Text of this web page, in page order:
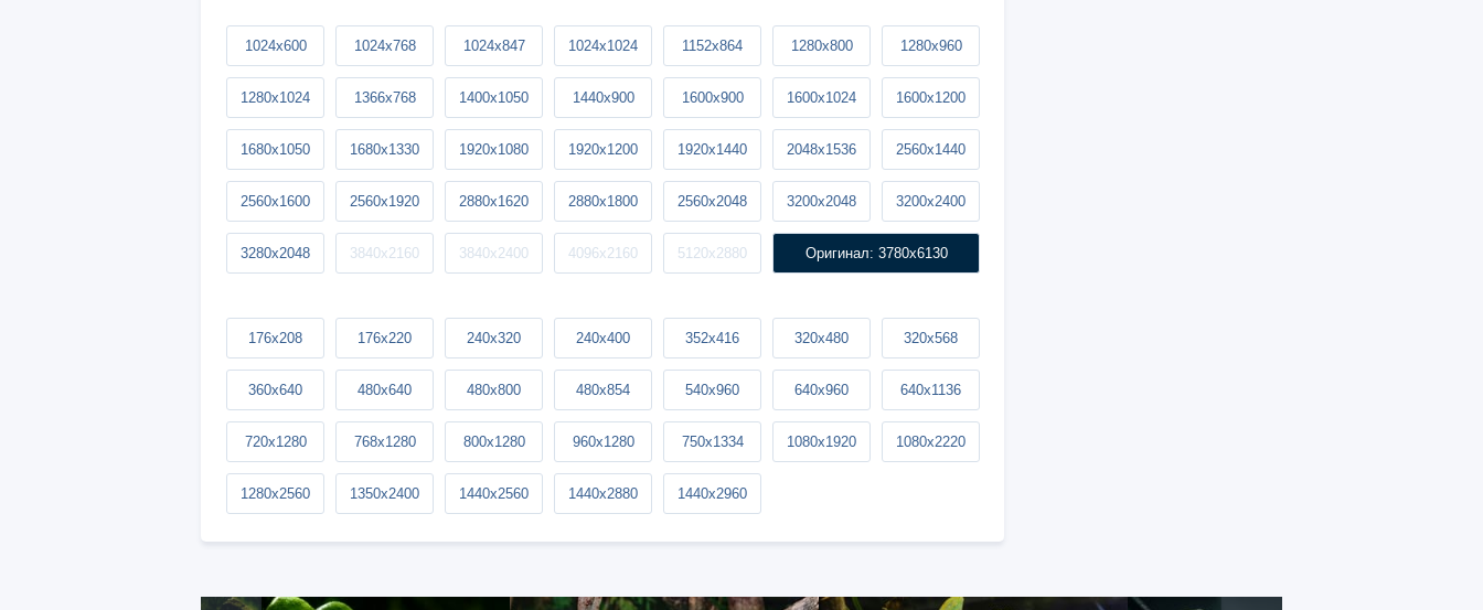
1024x600 1024x768 1024x847 1024x1024 1152x864 1280x800 1280x960
1280x1024 1366x768 1400x1050 1440x900 1600x900 1600x1024 1600x1200
1680x1050 1680x1330 1920x1080 1920x1200 1920x1440 2048x1536 2560x1440
2560x1600 2560x1920 2880x1620 2880x1800 2560x2048 3200x2048 3200x2400
3280x2048 3840x2160 3840x2400 4096x2160 5120x2880 Оригинал: 3780x6130
176x208 176x220 240x320 240x400 352x416 320x480 320x568
360x640 480x640 480x800 480x854 540x960 640x960 640x1136
720x1280 768x1280 800x1280 960x1280 750x1334 1080x1920 1080x2220
1280x2560 1350x2400 1440x2560 1440x2880 1440x2960